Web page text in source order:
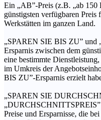
Ein „AB”-Preis (z.B. „ab 150
günstigsten verfügbaren
Werkstätten im ganzen Land.
„SPAREN SIE BIS ZU” und
Ersparnis zwischen dem
eine bestimmte
im Umkreis der
BIS ZU”-Ersparnis erzielt
„SPAREN SIE
„DURCHSCHNITTSPREIS”
Preise und Ersparnisse, die